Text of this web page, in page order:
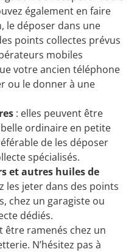
également en faire
le déposer dans une
points collectes prévus
mobiles
votre ancien téléphone
ou le donner à une
: elles peuvent être
ordinaire en petite
de les déposer
spécialisés.
et autres huiles de
les jeter dans des points
chez un garagiste ou
dédiés.
être ramenés chez un
N’hésitez pas à